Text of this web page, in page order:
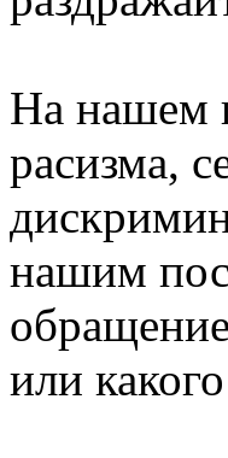
На нашем
расизма,
нашим
или